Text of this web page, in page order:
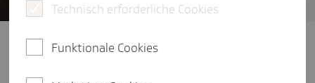
Dafür braucht es eine
Zukunft der ambulanten Versorgung
Technisch erforderliche Cookies
Funktionale Cookies